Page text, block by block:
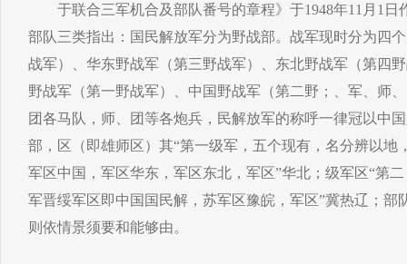
于联合三军机合及部队番号的章程》于1948年11月1日
部队三类指出：国民解放军分为野战部。战军现时分为四
战军）、华东野战军（第三野战军）、东北野战军（第四
野战军（第一野战军）、中国野战军（第二野；、军、师
团各马队，师、团等各炮兵，民解放军的称呼一律冠以中
部，区（即雄师区）其“第一级军，五个现有，名分辨以地
军区中国，军区华东，军区东北，军区”华北；级军区“第
军晋绥军区即中国国民解，苏军区豫皖，军区”冀热辽；部
则依情景须要和能够由。